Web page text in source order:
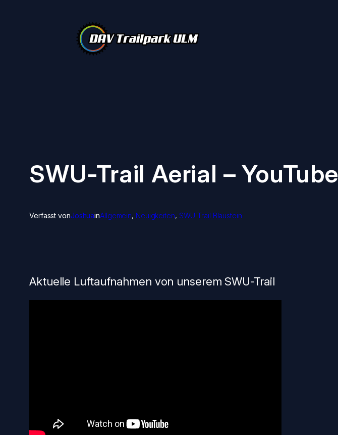
SWU-Trail Aerial – YouTube
Verfasst vonJoshuainAllgemein, Neuigkeiten, SWU Trail Blaustein
Aktuelle Luftaufnahmen von unserem SWU-Trail